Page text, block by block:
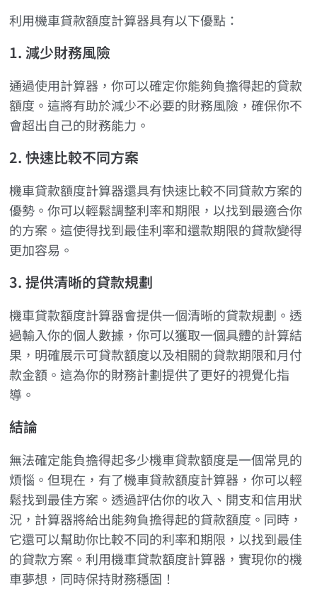
利用機車貸款額度計算器具有以下優點：
1. 減少財務風險
通過使用計算器，你可以確定你能夠負擔得起的貸款
額度。這將有助於減少不必要的財務風險，確保你不
會超出自己的財務能力。
2. 快速比較不同方案
機車貸款額度計算器還具有快速比較不同貸款方案的
優勢。你可以輕鬆調整利率和期限，以找到最適合你
的方案。這使得找到最佳利率和還款期限的貸款變得
更加容易。
3. 提供清晰的貸款規劃
機車貸款額度計算器會提供一個清晰的貸款規劃。透
過輸入你的個人數據，你可以獲取一個具體的計算結
果，明確展示可貸款額度以及相關的貸款期限和月付
款金額。這為你的財務計劃提供了更好的視覺化指
導。
結論
無法確定能負擔得起多少機車貸款額度是一個常見的
煩惱。但現在，有了機車貸款額度計算器，你可以輕
鬆找到最佳方案。透過評估你的收入、開支和信用狀
況，計算器將給出能夠負擔得起的貸款額度。同時，
它還可以幫助你比較不同的利率和期限，以找到最佳
的貸款方案。利用機車貸款額度計算器，實現你的機
車夢想，同時保持財務穩固！